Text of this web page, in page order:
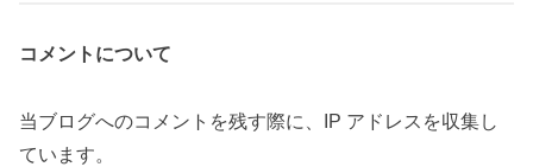
コメントについて
当ブログへのコメントを残す際に、IP アドレスを収集し
ています。